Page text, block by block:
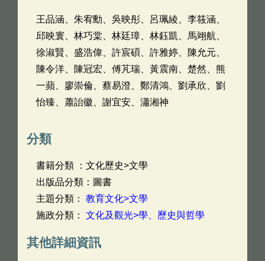
王品涵、朱宥勳、吳映彤、呂珮綾、李筱涵、
邱映寰、林巧棠、林廷璋、林鈺凱、馬翊航、
徐淑賢、盛浩偉、許宸碩、許雅婷、陳允元、
陳令洋、陳冠宏、傅芃瑞、黃震南、楚然、熊
一蘋、廖崇倫、蔡易澄、鄭清鴻、劉承欣、劉
怡臻、蕭詒徽、謝宜安、瀟湘神
分類
書籍分類 ：文化歷史>文學
出版品分類：圖書
主題分類： 教育文化>文學
施政分類： 文化及觀光>學、歷史與哲學
其他詳細資訊